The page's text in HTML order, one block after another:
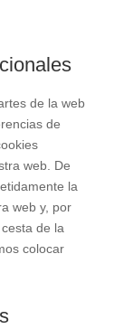
de la web
de
web. De
la
web y, por
de la
colocar